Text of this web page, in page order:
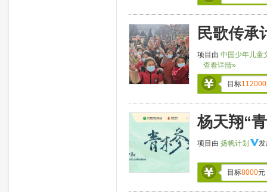
民歌传承
项目由 中国少年儿童
查看详情»
目标112000
杨天翔“
项目由 扬帆计划
目标8000元